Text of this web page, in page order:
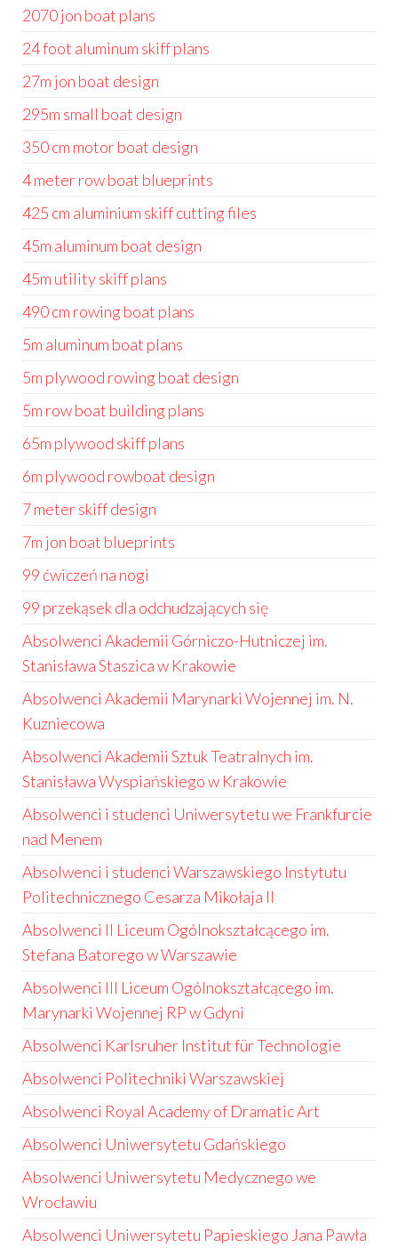
2070 jon boat plans
24 foot aluminum skiff plans
27m jon boat design
295m small boat design
350 cm motor boat design
4 meter row boat blueprints
425 cm aluminium skiff cutting files
45m aluminum boat design
45m utility skiff plans
490 cm rowing boat plans
5m aluminum boat plans
5m plywood rowing boat design
5m row boat building plans
65m plywood skiff plans
6m plywood rowboat design
7 meter skiff design
7m jon boat blueprints
99 ćwiczeń na nogi
99 przekąsek dla odchudzających się
Absolwenci Akademii Górniczo-Hutniczej im.
Stanisława Staszica w Krakowie
Absolwenci Akademii Marynarki Wojennej im. N.
Kuzniecowa
Absolwenci Akademii Sztuk Teatralnych im.
Stanisława Wyspiańskiego w Krakowie
Absolwenci i studenci Uniwersytetu we Frankfurcie
nad Menem
Absolwenci i studenci Warszawskiego Instytutu
Politechnicznego Cesarza Mikołaja II
Absolwenci II Liceum Ogólnokształcącego im.
Stefana Batorego w Warszawie
Absolwenci III Liceum Ogólnokształcącego im.
Marynarki Wojennej RP w Gdyni
Absolwenci Karlsruher Institut für Technologie
Absolwenci Politechniki Warszawskiej
Absolwenci Royal Academy of Dramatic Art
Absolwenci Uniwersytetu Gdańskiego
Absolwenci Uniwersytetu Medycznego we
Wrocławiu
Absolwenci Uniwersytetu Papieskiego Jana Pawła